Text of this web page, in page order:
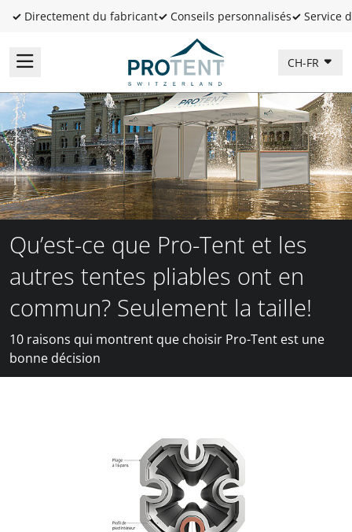
✓ Directement du fabricant✓ Conseils personnalisés✓ Service
CH-FR
Qu’est-ce que Pro-Tent et les
autres tentes pliables ont en
commun? Seulement la taille!
10 raisons qui montrent que choisir Pro-Tent est une
bonne décision